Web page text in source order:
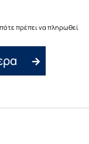
πότε πρέπει να πληρωθεί